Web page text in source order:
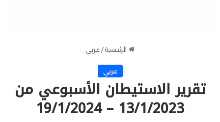
الرئيسية/ عربي
عربي
تقرير الاستيطان الأسبوعي من
13/1/2023 – 19/1/2024